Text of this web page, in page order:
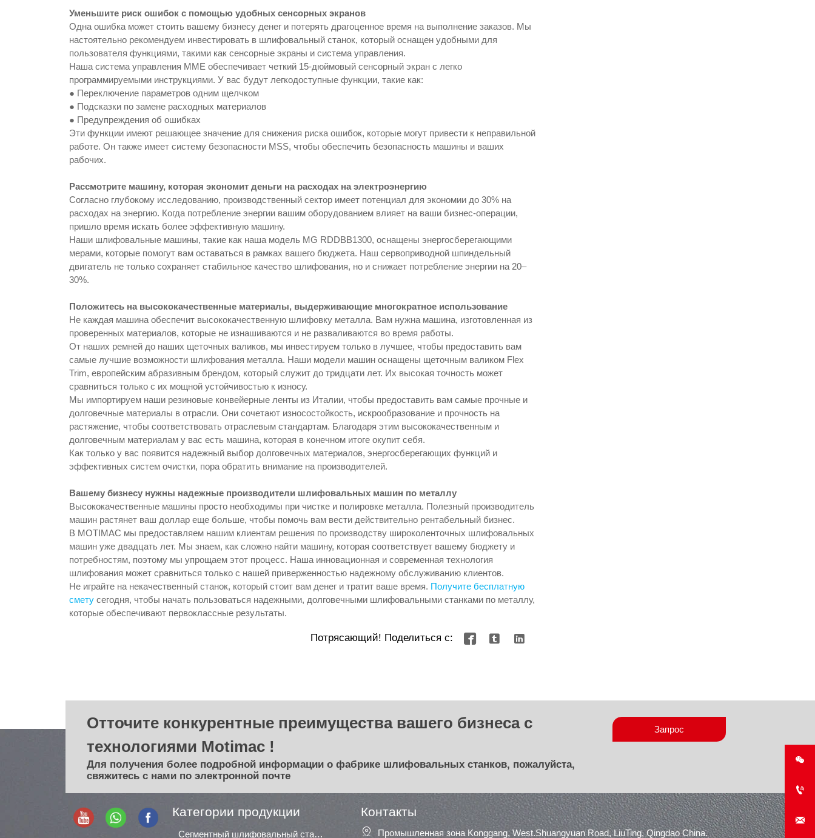
Уменьшите риск ошибок с помощью удобных сенсорных экранов
Одна ошибка может стоить вашему бизнесу денег и потерять драгоценное время на выполнение заказов. Мы
настоятельно рекомендуем инвестировать в шлифовальный станок, который оснащен удобными для
пользователя функциями, такими как сенсорные экраны и система управления.
Наша система управления MME обеспечивает четкий 15-дюймовый сенсорный экран с легко
программируемыми инструкциями. У вас будут легкодоступные функции, такие как:
● Переключение параметров одним щелчком
● Подсказки по замене расходных материалов
● Предупреждения об ошибках
Эти функции имеют решающее значение для снижения риска ошибок, которые могут привести к неправильной
работе. Он также имеет систему безопасности MSS, чтобы обеспечить безопасность машины и ваших
рабочих.
Рассмотрите машину, которая экономит деньги на расходах на электроэнергию
Согласно глубокому исследованию, производственный сектор имеет потенциал для экономии до 30% на
расходах на энергию. Когда потребление энергии вашим оборудованием влияет на ваши бизнес-операции,
пришло время искать более эффективную машину.
Наши шлифовальные машины, такие как наша модель MG RDDBB1300, оснащены энергосберегающими
мерами, которые помогут вам оставаться в рамках вашего бюджета. Наш сервоприводной шпиндельный
двигатель не только сохраняет стабильное качество шлифования, но и снижает потребление энергии на 20–
30%.
Положитесь на высококачественные материалы, выдерживающие многократное использование
Не каждая машина обеспечит высококачественную шлифовку металла. Вам нужна машина, изготовленная из
проверенных материалов, которые не изнашиваются и не разваливаются во время работы.
От наших ремней до наших щеточных валиков, мы инвестируем только в лучшее, чтобы предоставить вам
самые лучшие возможности шлифования металла. Наши модели машин оснащены щеточным валиком Flex
Trim, европейским абразивным брендом, который служит до тридцати лет. Их высокая точность может
сравниться только с их мощной устойчивостью к износу.
Мы импортируем наши резиновые конвейерные ленты из Италии, чтобы предоставить вам самые прочные и
долговечные материалы в отрасли. Они сочетают износостойкость, искрообразование и прочность на
растяжение, чтобы соответствовать отраслевым стандартам. Благодаря этим высококачественным и
долговечным материалам у вас есть машина, которая в конечном итоге окупит себя.
Как только у вас появится надежный выбор долговечных материалов, энергосберегающих функций и
эффективных систем очистки, пора обратить внимание на производителей.
Вашему бизнесу нужны надежные производители шлифовальных машин по металлу
Высококачественные машины просто необходимы при чистке и полировке металла. Полезный производитель
машин растянет ваш доллар еще больше, чтобы помочь вам вести действительно рентабельный бизнес.
В MOTIMAC мы предоставляем нашим клиентам решения по производству широколенточных шлифовальных
машин уже двадцать лет. Мы знаем, как сложно найти машину, которая соответствует вашему бюджету и
потребностям, поэтому мы упрощаем этот процесс. Наша инновационная и современная технология
шлифования может сравниться только с нашей приверженностью надежному обслуживанию клиентов.
Не играйте на некачественный станок, который стоит вам денег и тратит ваше время. Получите бесплатную
смету сегодня, чтобы начать пользоваться надежными, долговечными шлифовальными станками по металлу,
которые обеспечивают первоклассные результаты.
Потрясающий! Поделиться с:   
Отточите конкурентные преимущества вашего бизнеса с
технологиями Motimac !
Для получения более подробной информации о фабрике шлифовальных станков, пожалуйста,
свяжитесь с нами по электронной почте
Запрос
Категории продукции
Сегментный шлифовальный станок
Контакты
 Промышленная зона Konggang, West.Shuangyuan Road, LiuTing, Qingdao China.


